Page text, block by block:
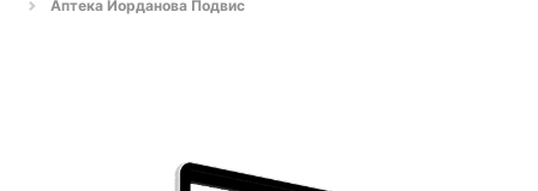
Аптека Йорданова Подвис